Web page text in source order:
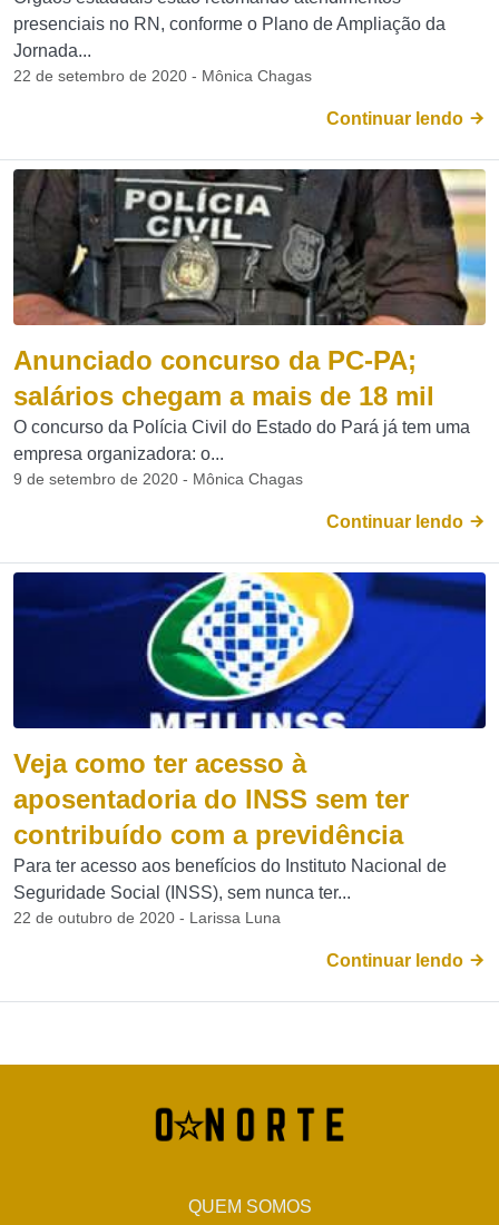
presenciais no RN, conforme o Plano de Ampliação da
Jornada...
22 de setembro de 2020 - Mônica Chagas
Continuar lendo
Anunciado concurso da PC-PA;
salários chegam a mais de 18 mil
O concurso da Polícia Civil do Estado do Pará já tem uma
empresa organizadora: o...
9 de setembro de 2020 - Mônica Chagas
Continuar lendo
Veja como ter acesso à
aposentadoria do INSS sem ter
contribuído com a previdência
Para ter acesso aos benefícios do Instituto Nacional de
Seguridade Social (INSS), sem nunca ter...
22 de outubro de 2020 - Larissa Luna
Continuar lendo
QUEM SOMOS